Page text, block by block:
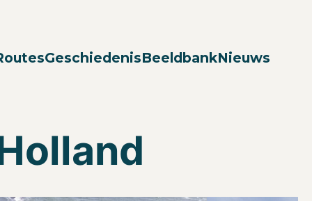
GeschiedenisBeeldbankNieuws